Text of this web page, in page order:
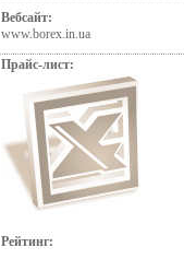
Вебсайт:
www.borex.in.ua
Прайс-лист:
Рейтинг: